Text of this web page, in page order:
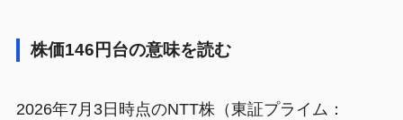
株価146円台の意味を読む
2026年7月3日時点のNTT株（東証プライム：